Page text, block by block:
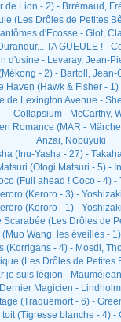
de Lion - 2) - Brrémaud,
(Les Drôles de Petites
d'Ecosse - Glot,
TA GUEULE ! -
d'usine - Levaray, Jean-
- 2) - Bartoll,
Haven (Hawk & Fisher -
de Lexington Avenue -
Collapsium - McCarthy,
Romance (MÄR -
Anzai, Nobuyuki
(Inu-Yasha - 27) -
(Otogi Matsuri - 5) -
(Full ahead ! Coco - 4) -
(Keroro - 3) -
(Keroro - 1) -
Scarabée (Les Drôles de
Wang, les éveillés -
(Korrigans - 4) - Mosdi,
(Les Drôles de Petites
je suis légion -
Magicien -
(Traquemort - 6) -
(Tigresse blanche - 4) -